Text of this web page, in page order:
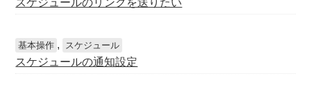
基本操作 , スケジュール
スケジュールの通知設定